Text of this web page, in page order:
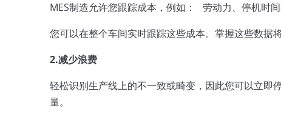
MES制造允许您跟踪成本，例如：
劳动力、停机时间
您可以在整个车间实时跟踪这些成本。掌握这些数据
2.减少浪费
轻松识别生产线上的不一致或畸变，因此您可以立即
量。